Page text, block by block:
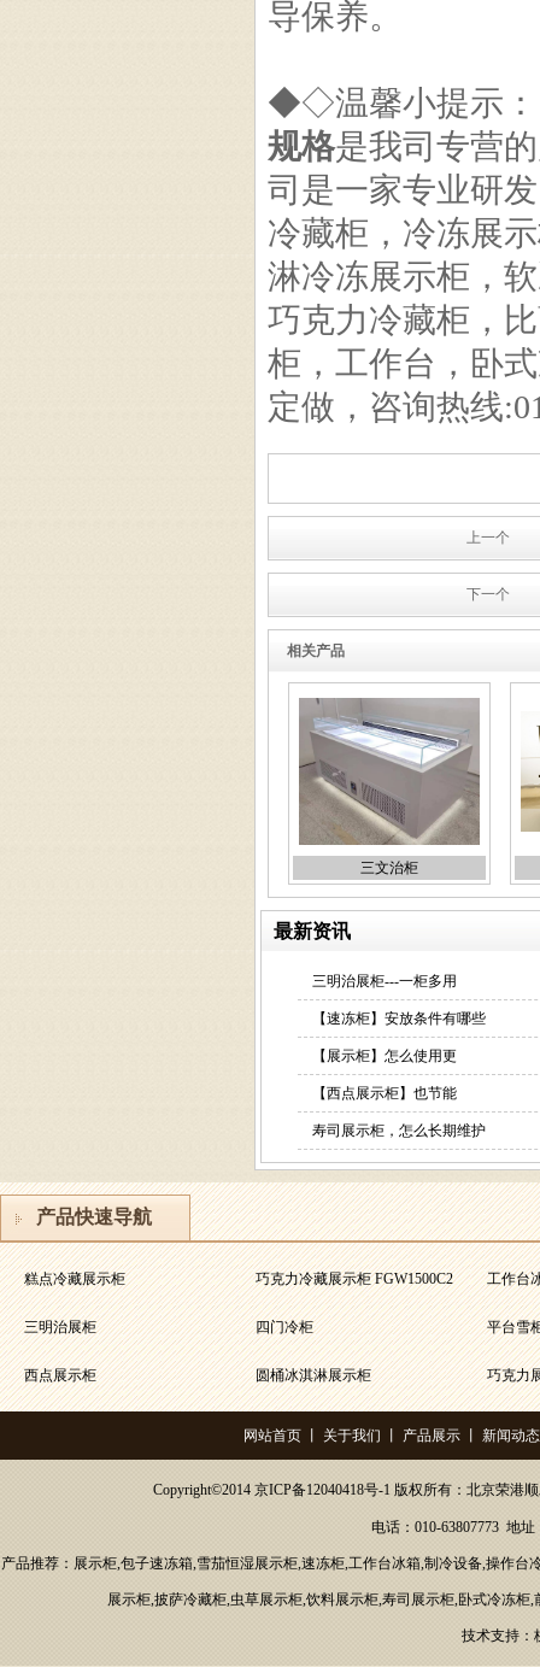
巧克力冷藏展示柜
FGW1500C2
导保养。
◆◇温馨小提示
规格是我司专营
司是一家专业研
冷藏柜，冷冻展
淋冷冻展示柜，
巧克力冷藏柜，
柜，工作台，卧
定做，咨询热线
上一个
下一个
相关产品
三文治柜
最新资讯
三明治展柜---一柜多用
【速冻柜】安放条件有哪些
【展示柜】怎么使用更
【西点展示柜】也节能
寿司展示柜，怎么长期维护
产品快速导航
糕点冷藏展示柜 巧克力冷藏展示柜 FGW1500C2 工作台
三明治展柜 四门冷柜 平台雪
西点展示柜 圆桶冰淇淋展示柜 巧克力
网站首页 关于我们 产品展示 新闻动态
Copyright©2014 京ICP备12040418号-1 版权所有： 北京荣港
电话：010-63807773 地
产品推荐：展示柜,包子速冻箱,雪茄恒湿展示柜,速冻柜,工作台冰箱,制冷设备,操作台
展示柜,披萨冷藏柜,虫草展示柜,饮料展示柜,寿司展示柜,卧式冷冻柜,
技术支持：